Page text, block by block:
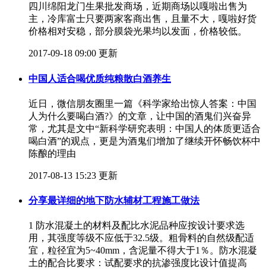
四川绵阳龙门生果批发商场，近期商场以嘎啦出售为
主，冷库富士只要两家客商出售，且量不大，嘎啦好货
价格相对安稳，部分膜袋光果均以发面，价格较低。
2017-09-18 09:00 更新
中国人适合喝优质纯粮散白酒养生
近日，微信朋友圈里一篇《科学家给出惊人答案：中国
人为什么要喝白酒?》的文章，让中国的酒鬼们兴奋异
常，尤其是文中“新科学研究表明：中国人的体质更适合
喝白酒”的观点，更是为酒鬼们增加了继续开怀畅饮杯中
陈酿的理由
2017-08-13 15:23 更新
分享最详细的地下防水辅材工程施工做法
1 防水混凝土的材料及配比水泥品种应按设计要求选
用，其强度等级不应低于32.5级。粗骨料的自然级配适
宜，粒径宜为5~40mm，含泥量不得大于1％。防水混凝
土的配合比要求：试配要求的抗渗强度比设计值提高